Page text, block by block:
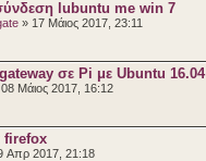
lubuntu me win 7
» 17 Μάιος 2017, 23:11
σε Pi με Ubuntu 16.04
Μάιος 2017, 16:12
firefox
Απρ 2017, 21:18